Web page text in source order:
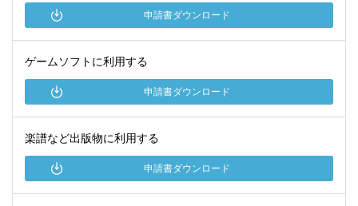
申請書ダウンロード
ゲームソフトに利用する
申請書ダウンロード
楽譜など出版物に利用する
申請書ダウンロード